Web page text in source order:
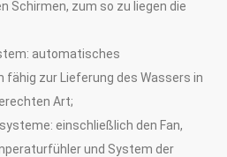
Schirmen, zum so zu liegen die
automatisches
zur Lieferung des Wassers in
Art;
einschließlich den Fan,
und System der